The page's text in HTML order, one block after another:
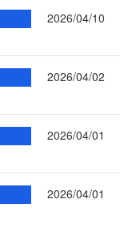
2026/04/10
2026/04/02
2026/04/01
2026/04/01